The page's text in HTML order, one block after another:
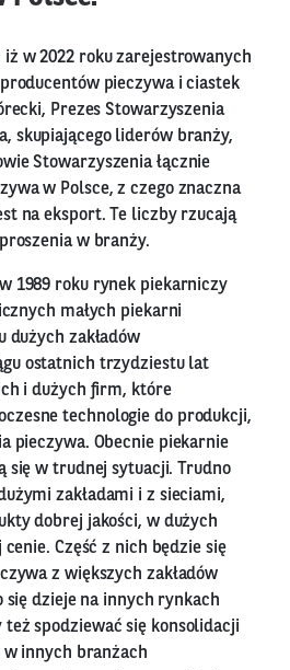
iż w 2022 roku zarejestrowanych
pieczywa i ciastek
Prezes Stowarzyszenia
skupiającego liderów branży,
Stowarzyszenia łącznie
w Polsce, z czego znaczna
na eksport. Te liczby rzucają
w branży.
1989 roku rynek piekarniczy
małych piekarni
zakładów
ostatnich trzydziestu lat
i dużych firm, które
technologie do produkcji,
pieczywa. Obecnie piekarnie
się w trudnej sytuacji. Trudno
zakładami i z sieciami,
dobrej jakości, w dużych
Część z nich będzie się
z większych zakładów
się dzieje na innych rynkach
spodziewać się konsolidacji
w innych branżach